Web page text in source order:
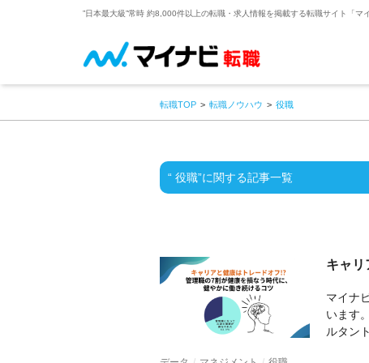
”日本最大級”常時 約8,000件以上の転職・求人情報を掲載する転職サイト「マ
転職TOP 転職ノウハウ 役職
“ 役職”に関する記事一覧